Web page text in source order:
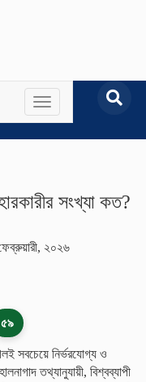
Toggle
navigation
সংখ্যা কত?
২০২৬
৫৯
সবচেয়ে নির্ভরযোগ্য ও
তথ্যানুযায়ী, বিশ্বব্যাপী